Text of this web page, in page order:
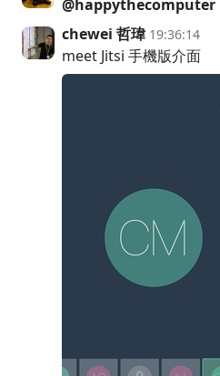
@happythecomputer
chewei 哲瑋 19:36:14
meet Jitsi 手機版介面